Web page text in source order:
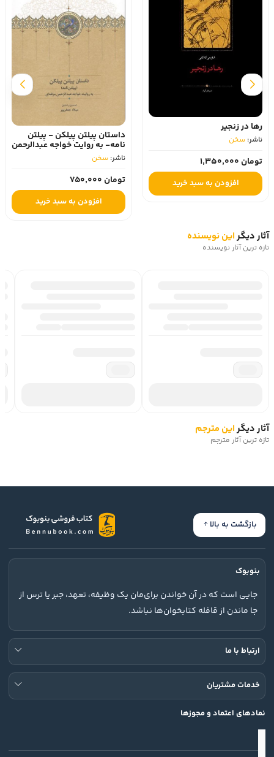
رها در زنجیر
ناشر: سخن
تومان 1,350,000
افزودن به سبد خرید
داستان پیلتن پیلکن - پیلتن
نامه- به روایت خواجه عبدالرحمن
مراغه ای
ناشر: سخن
تومان 750,000
افزودن به سبد خرید
آثار دیگراین نویسنده
تازه ترین آثار نویسنده
آثار دیگراین مترجم
تازه ترین آثار مترجم
بازگشت به بالا
بنوبوک
جایی است که در آن خواندن برای‌مان یک وظیفه، تعهد، جبر یا ترس از
جا ماندن از قافله کتابخوان‌ها نباشد.
ارتباط با ما
خدمات مشتریان
نمادهای اعتماد و مجوزها